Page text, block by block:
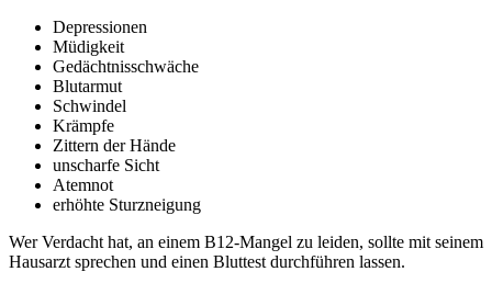
Depressionen
Müdigkeit
Gedächtnisschwäche
Blutarmut
Schwindel
Krämpfe
Zittern der Hände
unscharfe Sicht
Atemnot
erhöhte Sturzneigung
Wer Verdacht hat, an einem B12-Mangel zu leiden, sollte mit seinem
Hausarzt sprechen und einen Bluttest durchführen lassen.